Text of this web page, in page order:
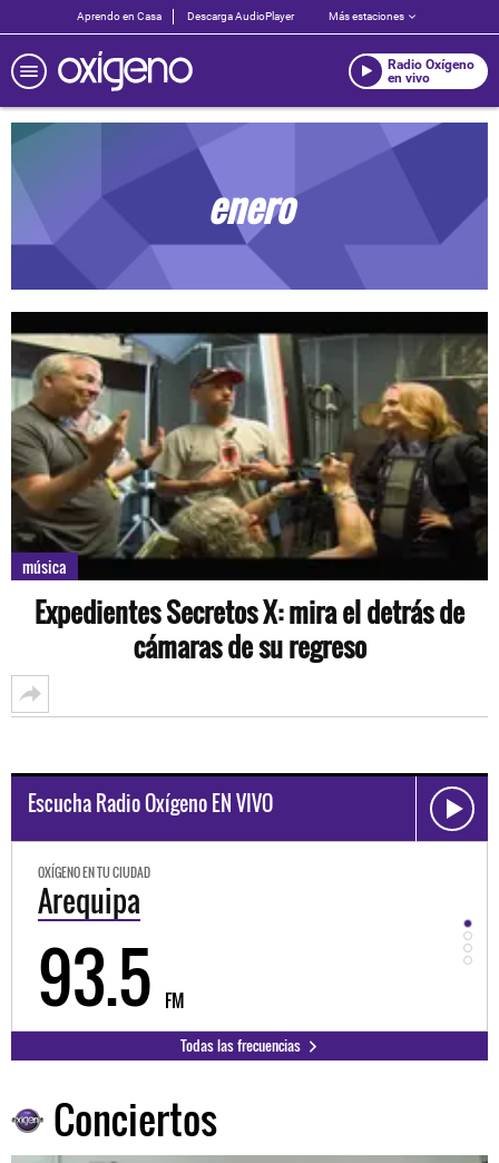
Aprendo en Casa Descarga AudioPlayer Más estaciones
Radio Oxígeno
en vivo
enero
música
Expedientes Secretos X: mira el detrás de
cámaras de su regreso
Escucha Radio Oxígeno EN VIVO
OXÍGENO EN TU CIUDAD
Arequipa
93.5 FM
Todas las frecuencias
Conciertos